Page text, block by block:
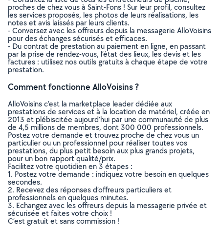
proches de chez vous à Saint-Fons ! Sur leur profil, consultez
les services proposés, les photos de leurs réalisations, les
notes et avis laissés par leurs clients.
- Conversez avec les offreurs depuis la messagerie AlloVoisins
pour des échanges sécurisés et efficaces.
- Du contrat de prestation au paiement en ligne, en passant
par la prise de rendez-vous, l’état des lieux, les devis et les
factures : utilisez nos outils gratuits à chaque étape de votre
prestation.
Comment fonctionne AlloVoisins ?
AlloVoisins c’est la marketplace leader dédiée aux
prestations de services et à la location de matériel, créée en
2013 et plébiscitée aujourd’hui par une communauté de plus
de 4,5 millions de membres, dont 300 000 professionnels.
Postez votre demande et trouvez proche de chez vous un
particulier ou un professionnel pour réaliser toutes vos
prestations, du plus petit besoin aux plus grands projets,
pour un bon rapport qualité/prix.
Facilitez votre quotidien en 3 étapes :
1. Postez votre demande : indiquez votre besoin en quelques
secondes.
2. Recevez des réponses d’offreurs particuliers et
professionnels en quelques minutes.
3. Echangez avec les offreurs depuis la messagerie privée et
sécurisée et faites votre choix !
C’est gratuit et sans commission !